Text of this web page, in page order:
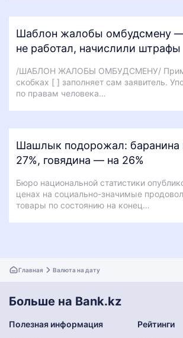
Шаблон жалобы омбудсмену
не работал, начислили штрафы
/ШАБЛОН ЖАЛОБЫ ОМБУДСМЕНУ/
скобках [ ] заполняет сам заявитель.
по правам человека…
Шашлык подорожал: баранина
27%, говядина — на 26%
Бюро национальной статистики
ценах на социально-значимые
товары по состоянию на конец…
Главная Валюта на дату
Больше на Bank.kz
Полезная информация Рейтинги